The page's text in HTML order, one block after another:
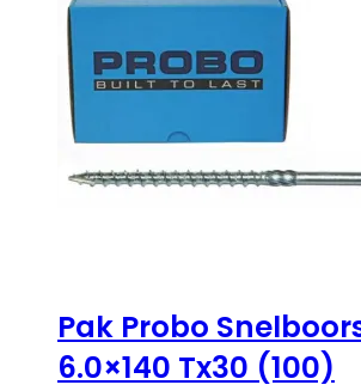
Pak Probo
6.0×140 Tx30 (100)